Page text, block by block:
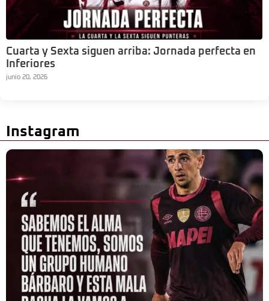
Cuarta y Sexta siguen arriba: Jornada perfecta en
Inferiores
junio 20, 2026
Instagram